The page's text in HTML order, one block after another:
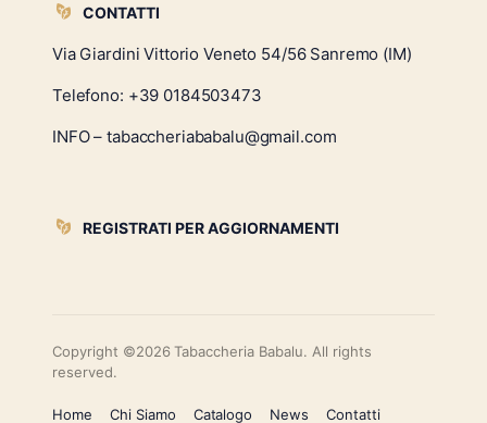
CONTATTI
Via Giardini Vittorio Veneto 54/56 Sanremo (IM)
Telefono: +39 0184503473
INFO – tabaccheriababalu@gmail.com
REGISTRATI PER AGGIORNAMENTI
Copyright ©2026 Tabaccheria Babalu. All rights
reserved.
Home Chi Siamo Catalogo News Contatti